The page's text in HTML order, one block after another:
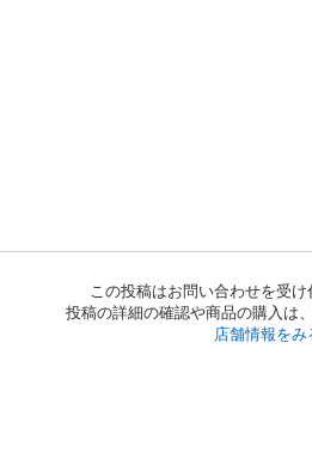
この投稿はお問い合わせを受け
投稿の詳細の確認や商品の購入は
店舗情報をみ